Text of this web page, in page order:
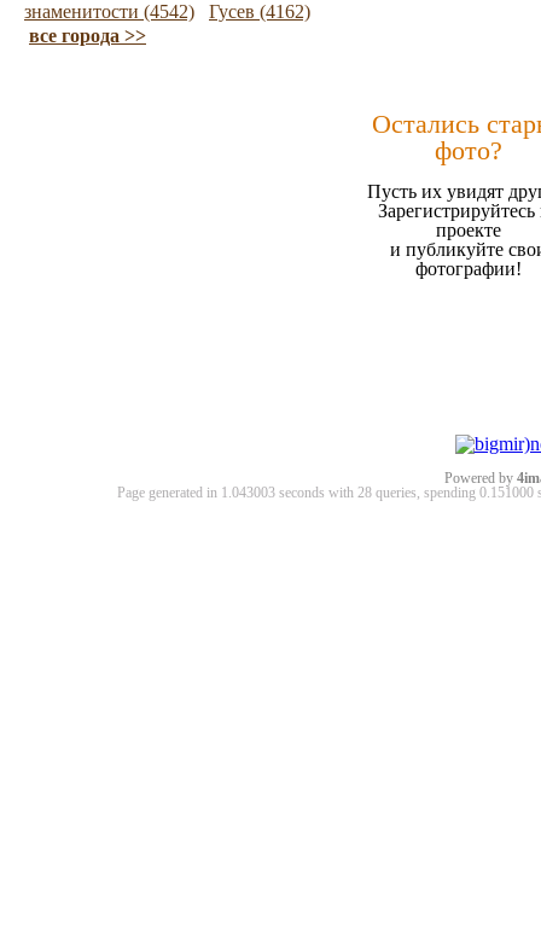
знаменитости (4542)
Гусев (4162)
все города >>
Остались
фото?
Пусть их увидят
Зарегистрируйтесь
проекте
и публикуйте
фотографии!
Powered by
Page generated in 1.043003 seconds with 28 queries, spending